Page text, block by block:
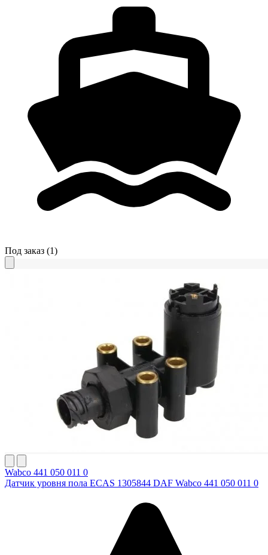
Под заказ (1)
Wabco 441 050 011 0
Датчик уровня пола ECAS 1305844 DAF Wabco 441 050 011 0